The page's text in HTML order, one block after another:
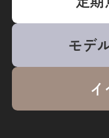
モデ
イ